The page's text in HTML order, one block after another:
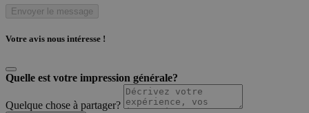
Envoyer le message
Votre avis nous intéresse !
Quelle est votre impression générale?
Quelque chose à partager?